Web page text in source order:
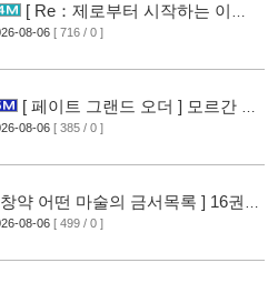
[ Re：제로부터 시작하는 이세
탈환편 PV 영상 공개
08-06 [ 716 / 0 ]
[ 페이트 그랜드 오더 ] 모르간 르
규어 공개
[8]
08-06 [ 385 / 0 ]
약 어떤 마술의 금서목록 ] 16권
08-06 [ 499 / 0 ]